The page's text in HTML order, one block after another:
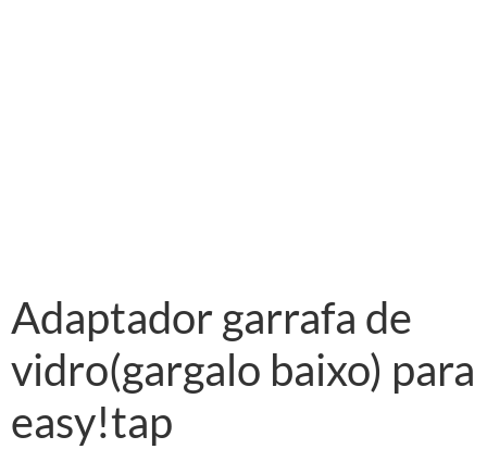
Adaptador garrafa de
vidro(gargalo baixo) para
easy!tap